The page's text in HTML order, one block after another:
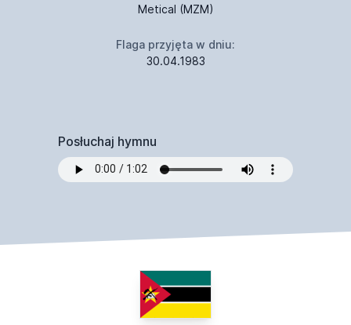
Metical (MZM)
Flaga przyjęta w dniu:
30.04.1983
Posłuchaj hymnu